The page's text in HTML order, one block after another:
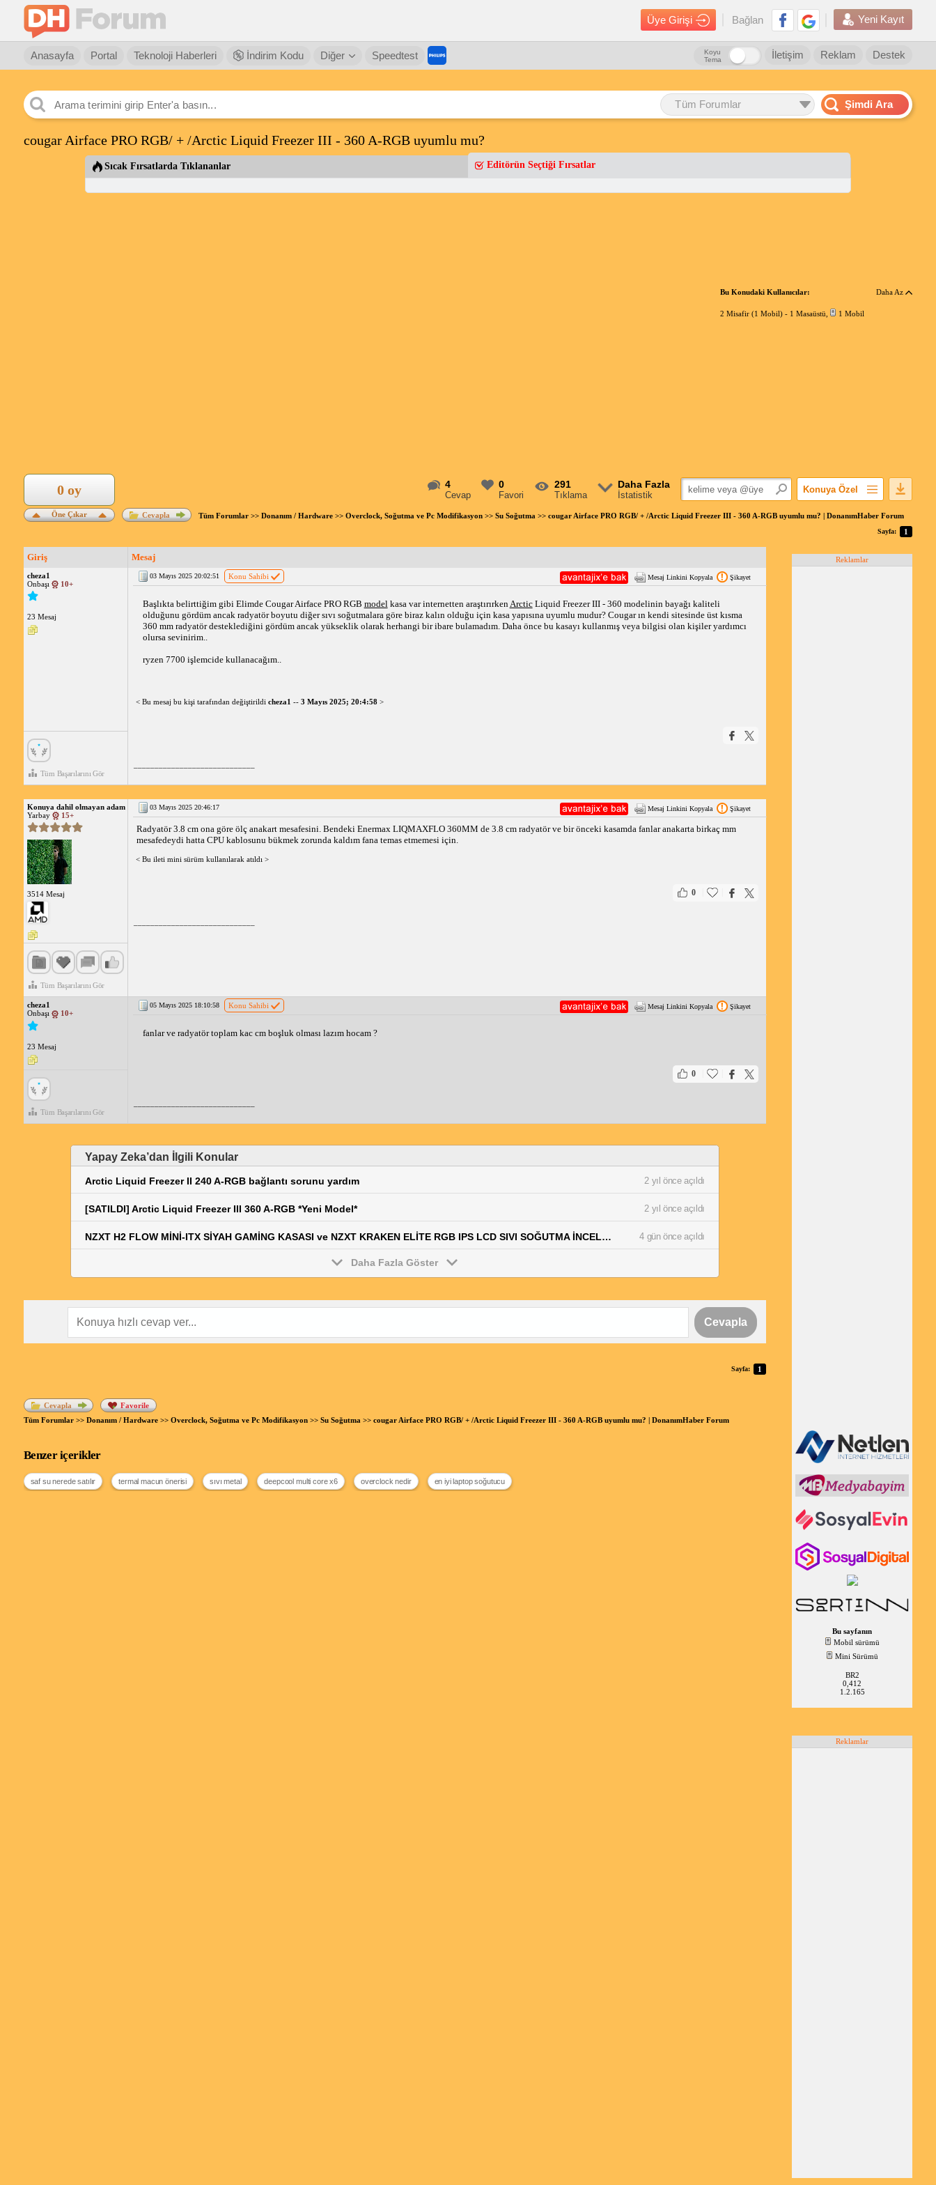
Üye Girişi Bağlan Yeni Kayıt
Anasayfa Portal Teknoloji Haberleri İndirim Kodu Diğer Speedtest Destek
Reklam
İletişim
Koyu
Tema
Tüm Forumlar Şimdi Ara
cougar Airface PRO RGB/ + /Arctic Liquid Freezer III - 360 A-RGB uyumlu mu?
Sıcak Fırsatlarda Tıklananlar Editörün Seçtiği Fırsatlar
Bu Konudaki Kullanıcılar: Daha Az
2 Misafir (1 Mobil) - 1 Masaüstü 1 Mobil
4
Cevap
0
Favori
291
Tıklama
Daha Fazla
İstatistik
Konuya Özel
Konuyu Açandan
Linkli Mesajlar
Öne Çıkar
0 oy
Cevapla Tüm Forumlar>> Donanım / Hardware>> Overclock, Soğutma ve Pc Modifikasyon>> Su Soğutma >> cougar Airface PRO RGB/ + /Arctic Liquid Freezer III - 360 A-RGB uyumlu mu? | DonanımHaber Forum
Sayfa: 1
Giriş Mesaj
cheza1
Onbaşı
10+
23 Mesaj
Tüm Başarılarını Gör
03 Mayıs 2025 20:02:51 Konu Sahibi Mesaj Linkini Kopyala Şikayet
Başlıkta belirttiğim gibi Elimde Cougar Airface PRO RGB model kasa var internetten araştırırken Arctic Liquid Freezer III - 360 modelinin bayağı kaliteli
olduğunu gördüm ancak radyatör boyutu diğer sıvı soğutmalara göre biraz kalın olduğu için kasa yapısına uyumlu mudur? Cougar ın kendi sitesinde üst kısma
360 mm radyatör desteklediğini gördüm ancak yükseklik olarak herhangi bir ibare bulamadım. Daha önce bu kasayı kullanmış veya bilgisi olan kişiler yardımcı
olursa sevinirim..
ryzen 7700 işlemcide kullanacağım..
< Bu mesaj bu kişi tarafından değiştirildi cheza1 -- 3 Mayıs 2025; 20:4:58 >
Konuya dahil olmayan adam
Yarbay
15+
3514 Mesaj
Tüm Başarılarını Gör
03 Mayıs 2025 20:46:17 Mesaj Linkini Kopyala Şikayet
Radyatör 3.8 cm ona göre ölç anakart mesafesini. Bendeki Enermax LIQMAXFLO 360MM de 3.8 cm radyatör ve bir önceki kasamda fanlar anakarta birkaç mm
mesafedeydi hatta CPU kablosunu bükmek zorunda kaldım fana temas etmemesi için.
< Bu ileti mini sürüm kullanılarak atıldı >
0
cheza1
Onbaşı
10+
23 Mesaj
Tüm Başarılarını Gör
05 Mayıs 2025 18:10:58 Konu Sahibi Mesaj Linkini Kopyala Şikayet
fanlar ve radyatör toplam kac cm boşluk olması lazım hocam ?
0
Yapay Zeka’dan İlgili Konular
Arctic Liquid Freezer II 240 A-RGB bağlantı sorunu yardım 2 yıl önce açıldı
[SATILDI] Arctic Liquid Freezer III 360 A-RGB *Yeni Model* 2 yıl önce açıldı
NZXT H2 FLOW MİNİ-ITX SİYAH GAMİNG KASASI ve NZXT KRAKEN ELİTE RGB IPS LCD SIVI SOĞUTMA İNCELEMESİ 4 gün önce açıldı
Daha Fazla Göster
Cevapla
Sayfa: 1
Cevapla
Favorile
Tüm Forumlar>> Donanım / Hardware>> Overclock, Soğutma ve Pc Modifikasyon>> Su Soğutma>> cougar Airface PRO RGB/ + /Arctic Liquid Freezer III - 360 A-RGB uyumlu mu? | DonanımHaber Forum
Benzer içerikler
saf su nerede satılır termal macun önerisi sıvı metal deepcool multi core x6 overclock nedir en iyi laptop soğutucu
Reklamlar
Bu sayfanın
Mobil sürümü
Mini Sürümü
BR2
0,412
1.2.165
Reklamlar